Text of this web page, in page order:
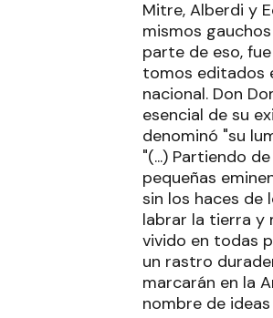
Mitre, Alberdi y
mismos
parte de eso,
tomos editados
nacional. Don
esencial de su
denominó "su
"(...) Partiendo
pequeñas
sin los haces de
labrar la tierra y
vivido en todas
un rastro
marcarán en la
nombre de